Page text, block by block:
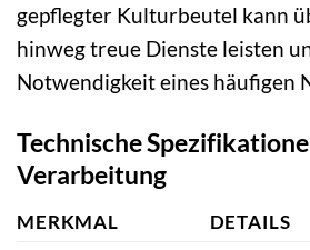
gepflegter Kulturbeutel kann
hinweg treue Dienste leisten
Notwendigkeit eines häufigen
Technische
Verarbeitung
MERKMAL
DETAILS